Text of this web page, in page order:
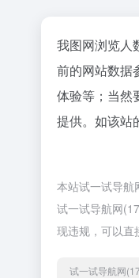
我图网浏览人
前的网站数据
体验等；当然
提供。如该站
本站试一试导航
试一试导航网
现违规，可以直
试一试导航网